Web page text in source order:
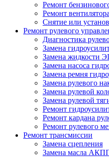
Ремонт
Ремонт
Снятие или
Ремонт рулевого
Диагностика
Замена
Замена жидкости
Замена насоса
Замена ремня
Замена рулевого
Замена рулевой
Замена рулевой
Ремонт
Ремонт кардана
Ремонт рулевого
Ремонт трансмиссии
Замена сцепления
Замена масла